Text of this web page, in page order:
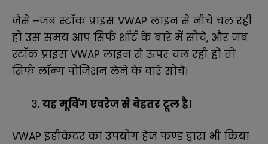
जैसे –जब स्टॉक प्राइस VWAP लाइन से नीचे चल रही
हो उस समय आप सिर्फ शॉर्ट के बारे में सोचे, और जब
स्टॉक प्राइस VWAP लाइन से ऊपर चल रही हो तो
सिर्फ लॉन्ग पोजिशन लेने के वारे सोचे।
यह मूविंग एवरेज से बेहतर टूल है।
VWAP इंडीकेटर का उपयोग हेज फण्ड द्वारा भी किया